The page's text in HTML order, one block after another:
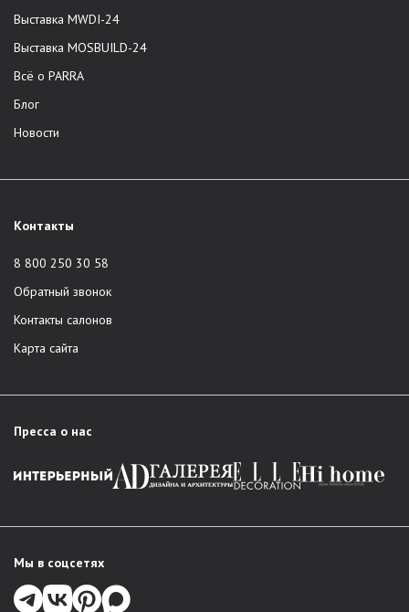
Выставка MWDI-24
Выставка MOSBUILD-24
Всё о PARRA
Блог
Новости
Контакты
8 800 250 30 58
Обратный звонок
Контакты салонов
Карта сайта
Пресса о нас
Мы в соцсетях